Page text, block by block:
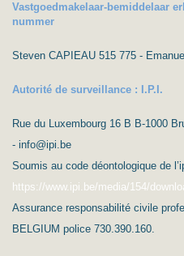
Vastgoedmakelaar-bemiddelaar
nummer
Steven CAPIEAU 515 775 -
Autorité de surveillance : I.P.I.
Rue du Luxembourg 16 B B-1000
- info@ipi.be
Soumis au code déontologique de
https://www.ipi.be/media/154/
Assurance responsabilité civile
BELGIUM police 730.390.160.